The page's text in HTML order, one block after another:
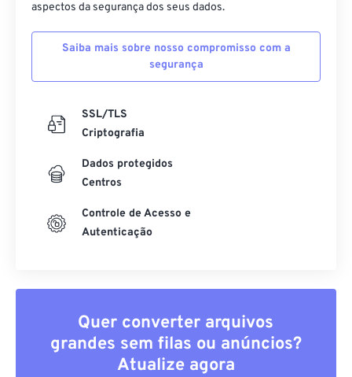
aspectos da segurança dos seus dados.
Saiba mais sobre nosso compromisso com a
segurança
SSL/TLS
Criptografia
Dados protegidos
Centros
Controle de Acesso e
Autenticação
Quer converter arquivos
grandes sem filas ou anúncios?
Atualize agora